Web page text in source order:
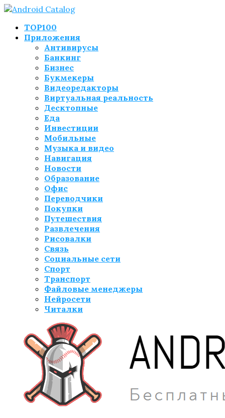
TOP100
Приложения
Антивирусы
Банкинг
Бизнес
Букмекеры
Видеоредакторы
Виртуальная реальность
Десктопные
Еда
Инвестиции
Мобильные
Музыка и видео
Навигация
Новости
Образование
Офис
Переводчики
Покупки
Путешествия
Развлечения
Рисовалки
Связь
Социальные сети
Спорт
Транспорт
Файловые менеджеры
Нейросети
Читалки